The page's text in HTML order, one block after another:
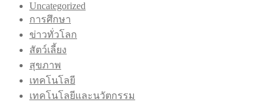
Uncategorized
การศึกษา
ข่าวทั่วโลก
สัตว์เลี้ยง
สุขภาพ
เทคโนโลยี
เทคโนโลยีและนวัตกรรม